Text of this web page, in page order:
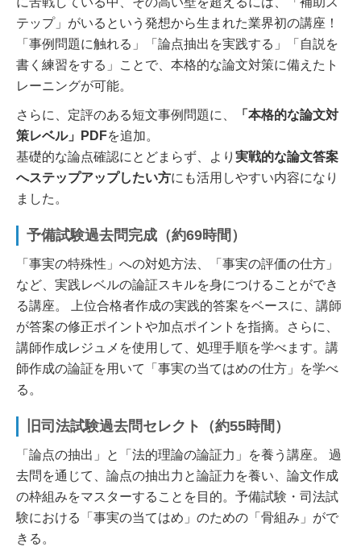
テップ」がいるという発想から生まれた業界初の講座！
「事例問題に触れる」「論点抽出を実践する」「自説を
書く練習をする」ことで、本格的な論文対策に備えたト
レーニングが可能。
さらに、定評のある短文事例問題に、
「本格的な論文対
策レベル」PDFを追加。
基礎的な論点確認にとどまらず、より 実戦的な論文答案
へステップアップしたい方にも活用しやすい内容になり
ました。
予備試験過去問完成（約69時間）
「事実の特殊性」への対処方法、「事実の評価の仕方」
など、実践レベルの論証スキルを身につけることができ
る講座。 上位合格者作成の実践的答案をベースに、講師
が答案の修正ポイントや加点ポイントを指摘。さらに、
講師作成レジュメを使用して、処理手順を学べます。講
師作成の論証を用いて「事実の当てはめの仕方」を学べ
る。
旧司法試験過去問セレクト（約55時間）
「論点の抽出」と「法的理論の論証力」を養う講座。 過
去問を通じて、論点の抽出力と論証力を養い、論文作成
の枠組みをマスターすることを目的。予備試験・司法試
験における「事実の当てはめ」のための「骨組み」がで
きる。